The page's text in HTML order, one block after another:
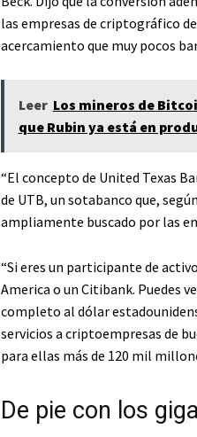
las empresas de criptográfico
acercamiento que muy pocos
Leer Los mineros de
que Rubin ya está en
“El concepto de United Texas
de UTB, un sotabanco que,
ampliamente buscado por las
“Si eres un participante de
America o un Citibank. Puedes
completo al dólar
servicios a criptoempresas de
para ellas más de 120 mil
De pie con los